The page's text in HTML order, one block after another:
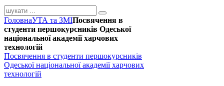
ГоловнаУТА та ЗМІПосвячення в
студенти першокурсників Одеської
національної академії харчових
технологій
Посвячення в студенти першокурсників
Одеської національної академії харчових
технологій